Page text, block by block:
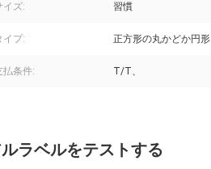
イズ: 習慣
イプ: 正方形の丸かどか円形
払条件: T/T、
ラベルをテストする